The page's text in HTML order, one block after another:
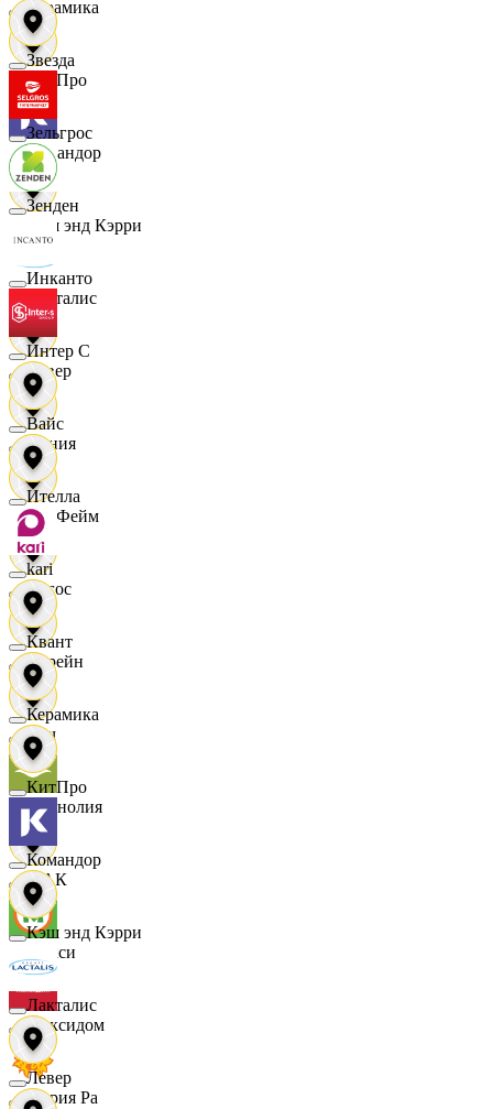
Керамика
КитПро
Командор
Кэш энд Кэрри
Лакталис
Левер
Линия
ЛисФейм
Логос
Лорейн
Луч
Магнолия
МАК
Макси
Максидом
Мария Ра
Звезда
Зельгрос
Зенден
Инканто
Интер С
Вайс
Ителла
kari
Квант
Керамика
КитПро
Командор
Кэш энд Кэрри
Лакталис
Левер